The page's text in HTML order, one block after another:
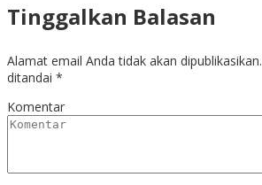
Tinggalkan Balasan
Alamat email Anda tidak akan dipublikasikan.
ditandai *
Komentar